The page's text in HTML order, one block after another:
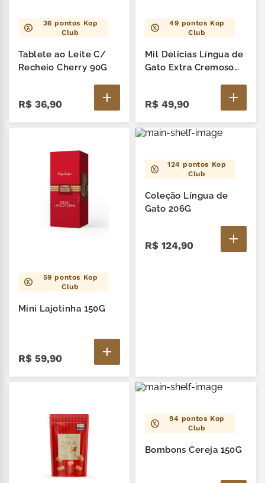
36 pontos Kop
Club
Tablete ao Leite C/
Recheio Cherry 90G
R$ 36,90
49 pontos Kop
Club
Mil Delícias Língua de
Gato Extra Cremoso
R$ 49,90
59 pontos Kop
Club
Mini Lajotinha 150G
R$ 59,90
124 pontos Kop
Club
Coleção Língua de
Gato 206G
R$ 124,90
94 pontos Kop
Club
Bombons Cereja 150G